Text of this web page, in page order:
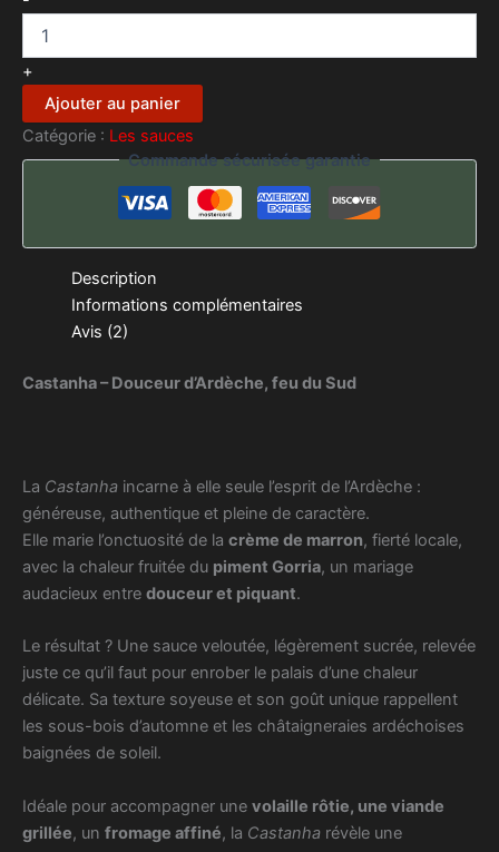
de
Castanha
(145ml)
+
Ajouter au panier
Catégorie : Les sauces
Commande sécurisée garantie
Description
Informations complémentaires
Avis (2)
Castanha – Douceur d’Ardèche, feu du Sud
La Castanha incarne à elle seule l’esprit de l’Ardèche :
généreuse, authentique et pleine de caractère.
Elle marie l’onctuosité de la crème de marron, fierté locale,
avec la chaleur fruitée du piment Gorria, un mariage
audacieux entre douceur et piquant.
Le résultat ? Une sauce veloutée, légèrement sucrée, relevée
juste ce qu’il faut pour enrober le palais d’une chaleur
délicate. Sa texture soyeuse et son goût unique rappellent
les sous-bois d’automne et les châtaigneraies ardéchoises
baignées de soleil.
Idéale pour accompagner une volaille rôtie, une viande
grillée, un fromage affiné, la Castanha révèle une